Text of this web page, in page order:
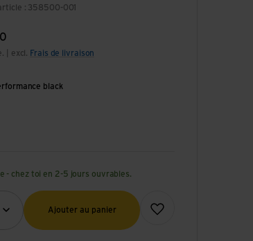
: 358500-001
| excl. Frais de livraison
black
- chez toi en 2-5 jours ouvrables.
(optionnel)
Ajouter au panier
Ajouter à la liste de